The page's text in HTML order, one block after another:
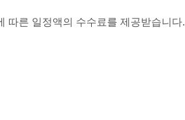
따른 일정액의 수수료를 제공받습니다.